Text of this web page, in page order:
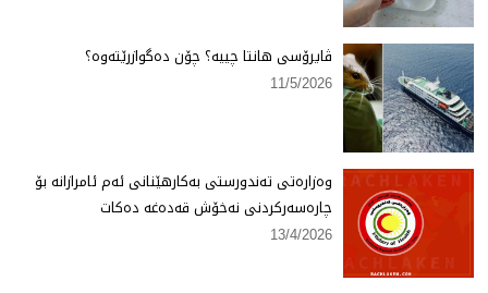
ڤایرۆسی هانتا چییە؟ چۆن دەگوازرێتەوە؟
11/5/2026
وەزارەتی تەندورستی بەكارهێنانی ئەم ئامرازانە بۆ
چارەسەركردنی نەخۆش قەدەغە دەكات
13/4/2026